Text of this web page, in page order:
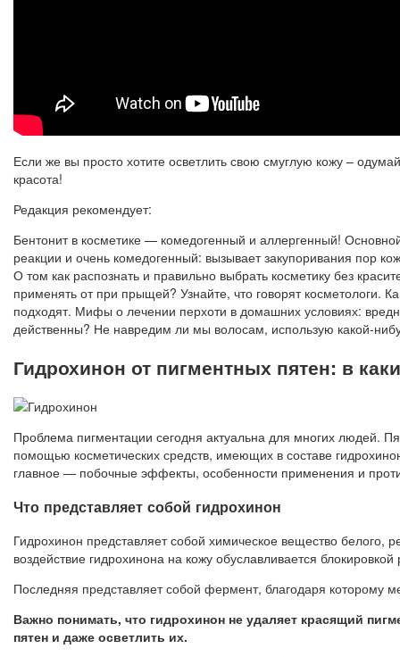
Если же вы просто хотите осветлить свою смуглую кожу –
красота!
Редакция рекомендует:
Бентонит в косметике — комедогенный и аллергенный!
реакции и очень комедогенный: вызывает закупоривания пор
О том как распознать и правильно выбрать косметику без
применять от при прыщей? Узнайте, что говорят косметологи.
подходят. Мифы о лечении перхоти в домашних условиях:
действенны? Не навредим ли мы волосам, использую какой-
Гидрохинон от пигментных пятен: в
Проблема пигментации сегодня актуальна для многих людей.
помощью косметических средств, имеющих в составе
главное — побочные эффекты, особенности применения и
Что представляет собой гидрохинон
Гидрохинон представляет собой химическое вещество
воздействие гидрохинона на кожу обуславливается
Последняя представляет собой фермент, благодаря которому
Важно понимать, что гидрохинон не удаляет красящий
пятен и даже осветлить их.